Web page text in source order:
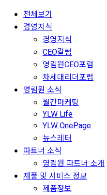
전체보기
경영지식
경영지식
CEO칼럼
영림원CEO포럼
차세대리더포럼
영림원 소식
월간마케팅
YLW Life
YLW OnePage
뉴스레터
파트너 소식
영림원 파트너 소개
제품 및 서비스 정보
제품정보